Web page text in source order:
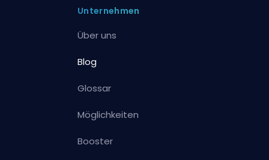
Unternehmen
Über uns
Blog
Glossar
Möglichkeiten
Booster